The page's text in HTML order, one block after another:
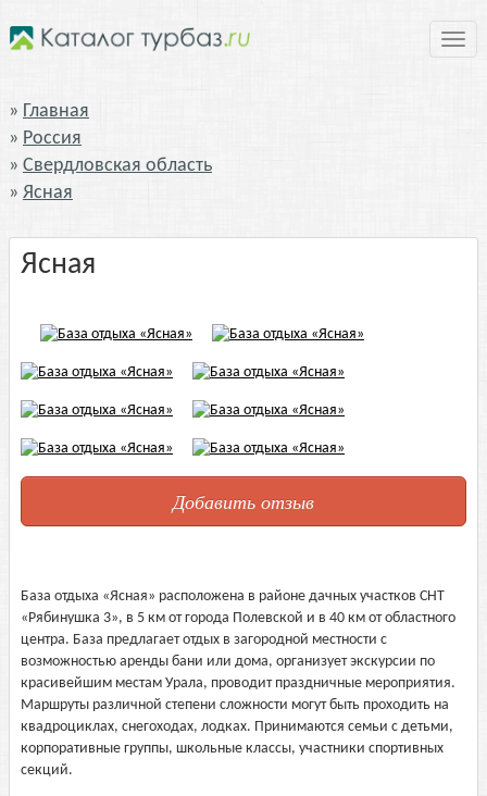
Главная
Россия
Свердловская область
Ясная
Ясная
Добавить отзыв
База отдыха «Ясная» расположена в районе дачных участков СНТ
«Рябинушка 3», в 5 км от города Полевской и в 40 км от областного
центра. База предлагает отдых в загородной местности с
возможностью аренды бани или дома, организует экскурсии по
красивейшим местам Урала, проводит праздничные мероприятия.
Маршруты различной степени сложности могут быть проходить на
квадроциклах, снегоходах, лодках. Принимаются семьи с детьми,
корпоративные группы, школьные классы, участники спортивных
секций.